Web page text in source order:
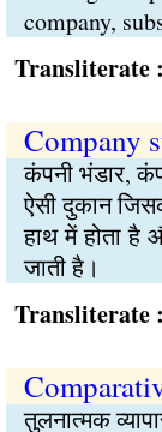
company,
:
Company
कंपनी भंडार,
ऐसी दुकान
हाथ में होता है
जाती है।
:
तुलनात्मक